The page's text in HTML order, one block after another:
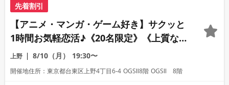
先着割引
【アニメ・マンガ・ゲーム好き】サクッと
1時間お気軽恋活♪《20名限定》《上質な1
対1交流専用会場》《全席半個室》《アル
コール含む飲み放題付き》《machicon
上野 8/10（月） 19:30〜
開催地住所：東京都台東区上野4丁目6-4 OGSⅡ8階 OGSⅡ 8階